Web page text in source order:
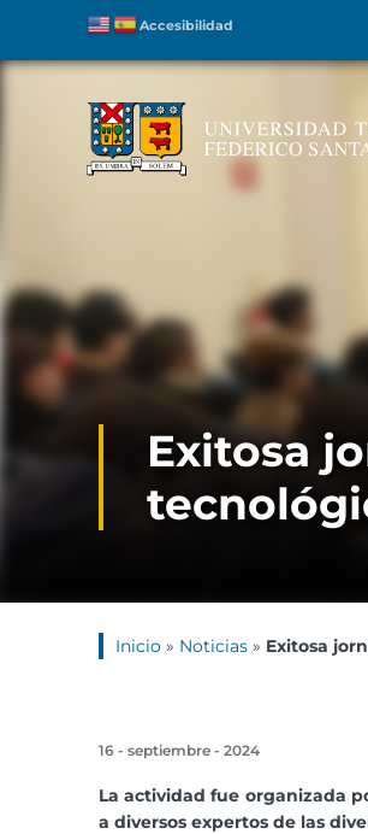
Accesibilidad
Exitosa
Inicio » Noticias » Exitosa
16 - septiembre - 2024
La actividad fue organizada
a diversos expertos de las